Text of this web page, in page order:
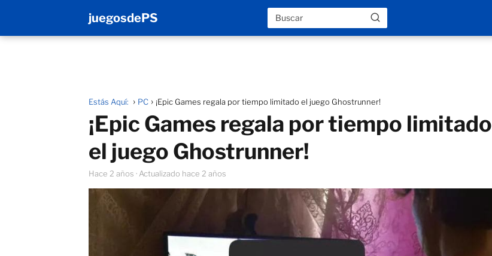
juegosdePS
Estás Aquí: PC ¡Epic Games regala por tiempo limitado el juego Ghostrunner!
¡Epic Games regala por tiempo limitado
el juego Ghostrunner!
hace 2 años · Actualizado hace 2 años